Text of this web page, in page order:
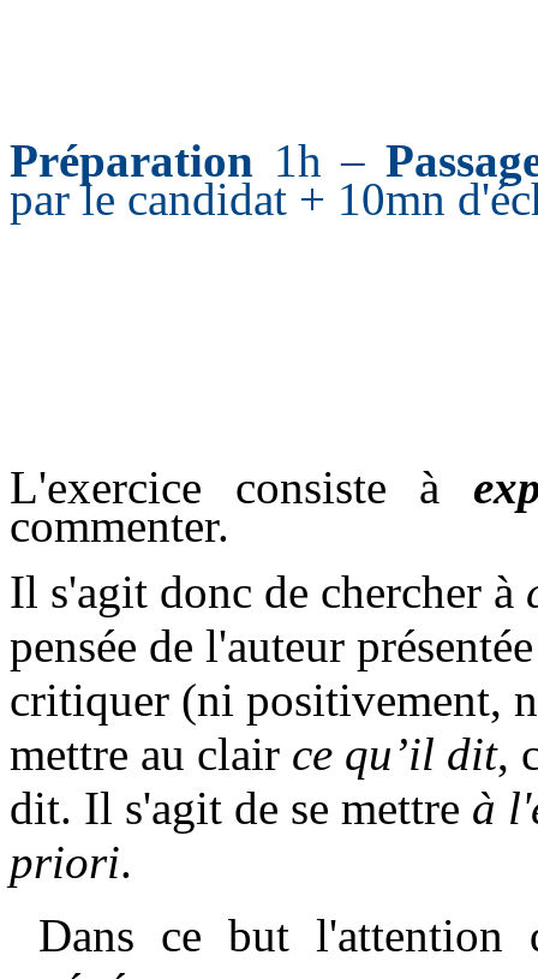
Préparation 1h –
par le candidat + 10mn
L'exercice consiste à
commenter.
Il s'agit donc de chercher à
pensée de l'auteur
critiquer (ni positivement,
mettre au clair ce qu’il dit,
dit. Il s'agit de se mettre à
priori.
Dans ce but